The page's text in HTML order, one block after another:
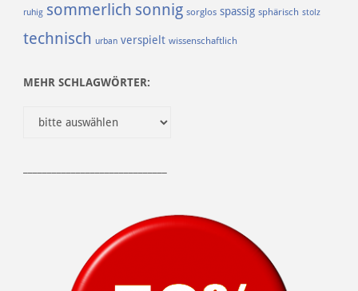
ruhig sommerlich sonnig sorglos spassig sphärisch stolz
technisch urban verspielt wissenschaftlich
MEHR SCHLAGWÖRTER: